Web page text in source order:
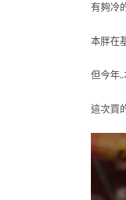
有夠冷
本胖在
但今年
這次買